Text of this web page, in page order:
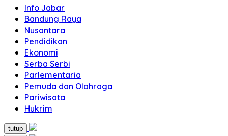
Info Jabar
Bandung Raya
Nusantara
Pendidikan
Ekonomi
Serba Serbi
Parlementaria
Pemuda dan Olahraga
Pariwisata
Hukrim
tutup